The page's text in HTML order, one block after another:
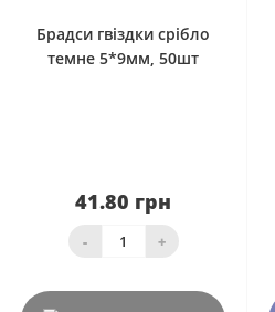
Брадси гвіздки срібло
темне 5*9мм, 50шт
41.80 грн
- +